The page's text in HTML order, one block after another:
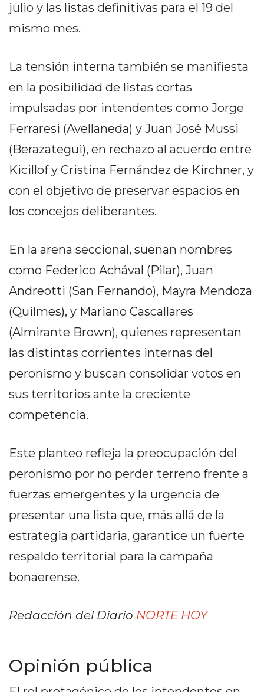
DIA
DIARIO
DIARIO
GRUPO
DE
MEDIOS
EN
NORTE
PERGAMINO
NOTICIAS
ROJAS
NOTICIAS
DE
ARRECIFES
NOTICIAS
SALTO
ZÁRATE
NOTICIAS
DE
ZÁRATE
NOTICIAS
CAMPANA
EXALTACIÓN
DE
COLÓN
EL
julio y las listas definitivas para el 19 del
mismo mes.
La tensión interna también se manifiesta
en la posibilidad de listas cortas
impulsadas por intendentes como Jorge
Ferraresi (Avellaneda) y Juan José Mussi
(Berazategui), en rechazo al acuerdo entre
Kicillof y Cristina Fernández de Kirchner, y
con el objetivo de preservar espacios en
los concejos deliberantes.
En la arena seccional, suenan nombres
como Federico Achával (Pilar), Juan
Andreotti (San Fernando), Mayra Mendoza
(Quilmes), y Mariano Cascallares
(Almirante Brown), quienes representan
las distintas corrientes internas del
peronismo y buscan consolidar votos en
sus territorios ante la creciente
competencia.
Este planteo refleja la preocupación del
peronismo por no perder terreno frente a
fuerzas emergentes y la urgencia de
presentar una lista que, más allá de la
estrategia partidaria, garantice un fuerte
respaldo territorial para la campaña
bonaerense.
Redacción del Diario NORTE HOY
Opinión pública